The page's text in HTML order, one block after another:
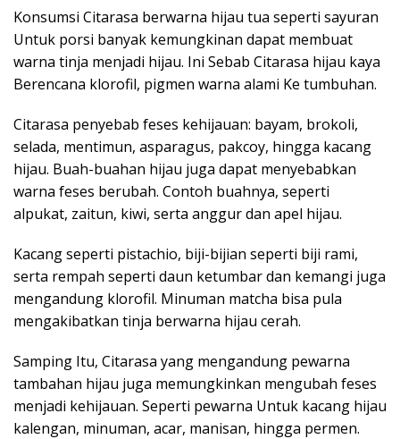
Konsumsi Citarasa berwarna hijau tua seperti sayuran
Untuk porsi banyak kemungkinan dapat membuat
warna tinja menjadi hijau. Ini Sebab Citarasa hijau kaya
Berencana klorofil, pigmen warna alami Ke tumbuhan.
Citarasa penyebab feses kehijauan: bayam, brokoli,
selada, mentimun, asparagus, pakcoy, hingga kacang
hijau. Buah-buahan hijau juga dapat menyebabkan
warna feses berubah. Contoh buahnya, seperti
alpukat, zaitun, kiwi, serta anggur dan apel hijau.
Kacang seperti pistachio, biji-bijian seperti biji rami,
serta rempah seperti daun ketumbar dan kemangi juga
mengandung klorofil. Minuman matcha bisa pula
mengakibatkan tinja berwarna hijau cerah.
Samping Itu, Citarasa yang mengandung pewarna
tambahan hijau juga memungkinkan mengubah feses
menjadi kehijauan. Seperti pewarna Untuk kacang hijau
kalengan, minuman, acar, manisan, hingga permen.